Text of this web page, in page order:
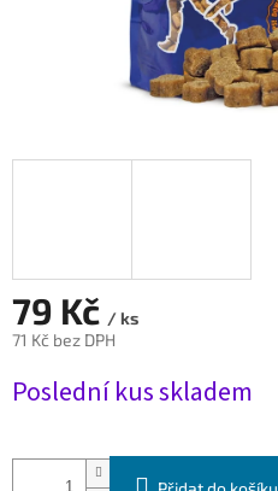
79 Kč / ks
71 Kč bez DPH
cena:
Poslední kus skladem